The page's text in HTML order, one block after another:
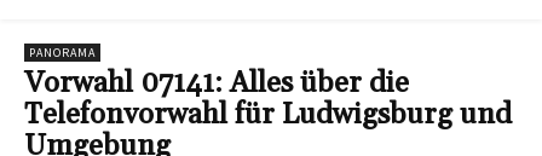
PANORAMA
Vorwahl 07141: Alles über die
Telefonvorwahl für Ludwigsburg und
Umgebung